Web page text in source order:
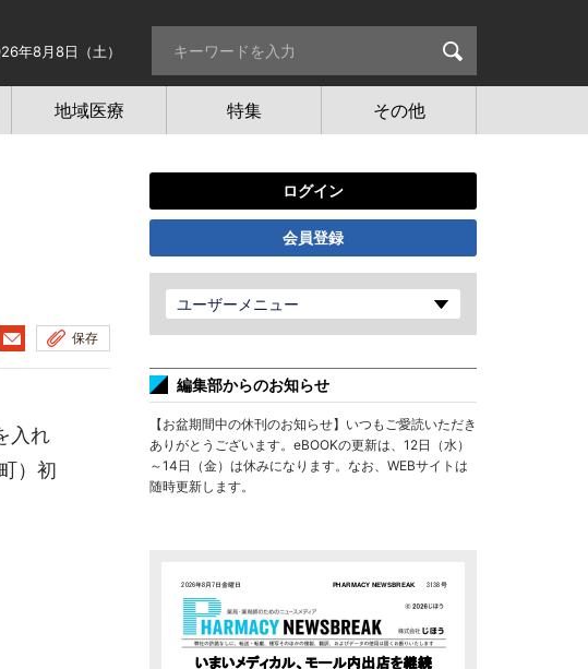
年8月8日（土）
地域医療 特集 その他
保存
入れ
）初
ログイン
会員登録
ユーザーメニュー
編集部からのお知らせ
【お盆期間中の休刊のお知らせ】いつもご愛読いただき
ありがとうございます。eBOOKの更新は、12日（水）
～14日（金）は休みになります。なお、WEBサイトは
随時更新します。